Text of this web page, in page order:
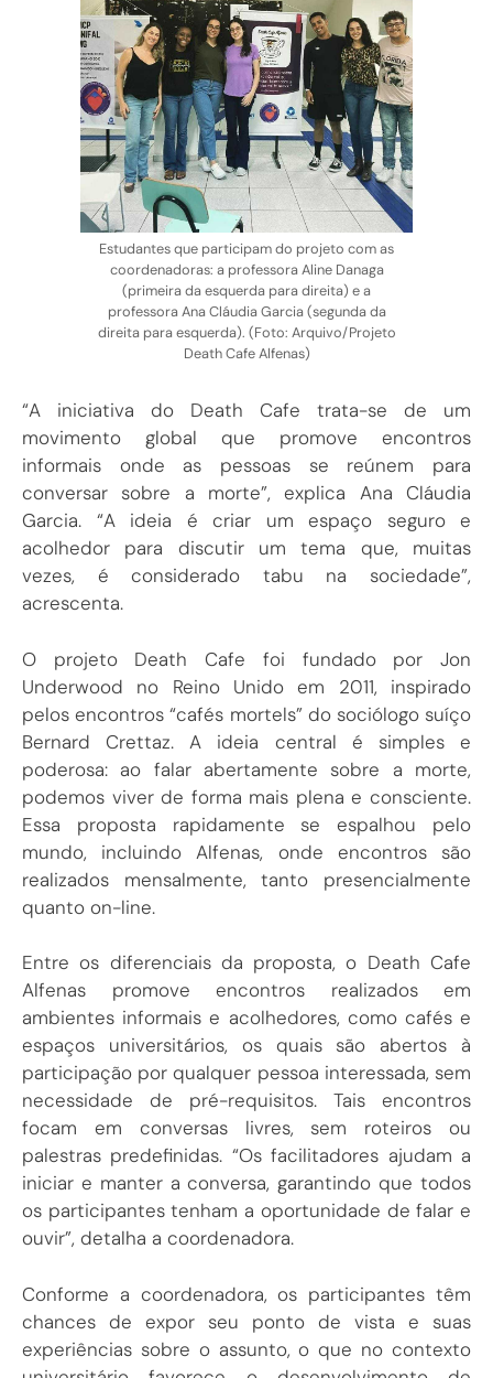
Estudantes que participam do projeto com as
coordenadoras: a professora Aline Danaga
(primeira da esquerda para direita) e a
professora Ana Cláudia Garcia (segunda da
direita para esquerda). (Foto: Arquivo/Projeto
Death Cafe Alfenas)
“A iniciativa do Death Cafe trata-se de um
movimento global que promove encontros
informais onde as pessoas se reúnem para
conversar sobre a morte”, explica Ana Cláudia
Garcia. “A ideia é criar um espaço seguro e
acolhedor para discutir um tema que, muitas
vezes, é considerado tabu na sociedade”,
acrescenta.
O projeto Death Cafe foi fundado por Jon
Underwood no Reino Unido em 2011, inspirado
pelos encontros “cafés mortels” do sociólogo suíço
Bernard Crettaz. A ideia central é simples e
poderosa: ao falar abertamente sobre a morte,
podemos viver de forma mais plena e consciente.
Essa proposta rapidamente se espalhou pelo
mundo, incluindo Alfenas, onde encontros são
realizados mensalmente, tanto presencialmente
quanto on-line.
Entre os diferenciais da proposta, o Death Cafe
Alfenas promove encontros realizados em
ambientes informais e acolhedores, como cafés e
espaços universitários, os quais são abertos à
participação por qualquer pessoa interessada, sem
necessidade de pré-requisitos. Tais encontros
focam em conversas livres, sem roteiros ou
palestras predefinidas. “Os facilitadores ajudam a
iniciar e manter a conversa, garantindo que todos
os participantes tenham a oportunidade de falar e
ouvir”, detalha a coordenadora.
Conforme a coordenadora, os participantes têm
chances de expor seu ponto de vista e suas
experiências sobre o assunto, o que no contexto